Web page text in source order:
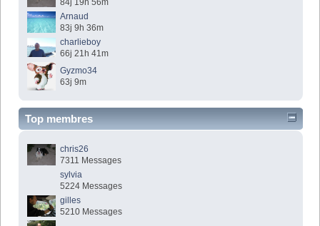
84j 19h 56m
Arnaud
83j 9h 36m
charlieboy
66j 21h 41m
Gyzmo34
63j 9m
Top membres
chris26
7311 Messages
sylvia
5224 Messages
gilles
5210 Messages